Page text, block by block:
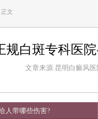
正文
规白斑专科医
文章来源:昆明白癜风医
人带哪些伤害?